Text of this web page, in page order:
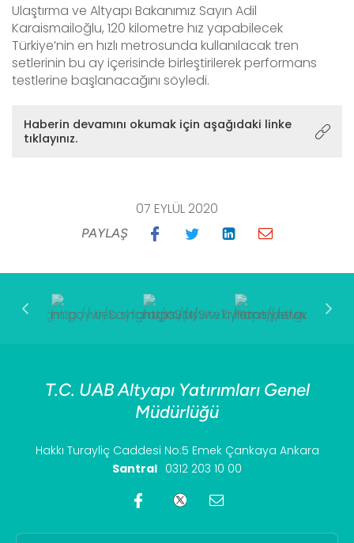
Ulaştırma ve Altyapı Bakanımız Sayın Adil
Karaismailoğlu, 120 kilometre hız yapabilecek
Türkiye’nin en hızlı metrosunda kullanılacak tren
setlerinin bu ay içerisinde birleştirilerek performans
testlerine başlanacağını söyledi.
Haberin devamını okumak için aşağıdaki linke
tıklayınız.
07 EYLÜL 2020
PAYLAŞ
T.C. UAB Altyapı Yatırımları Genel
Müdürlüğü
Hakkı Turayliç Caddesi No:5 Emek Çankaya Ankara
Santral 0312 203 10 00